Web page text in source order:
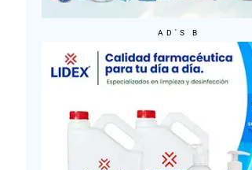
AD'S B